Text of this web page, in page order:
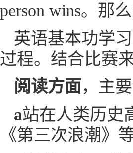
person wins。那
英语基本功学
过程。结合比赛来
阅读方面，主
a站在人类历史
《第三次浪潮》